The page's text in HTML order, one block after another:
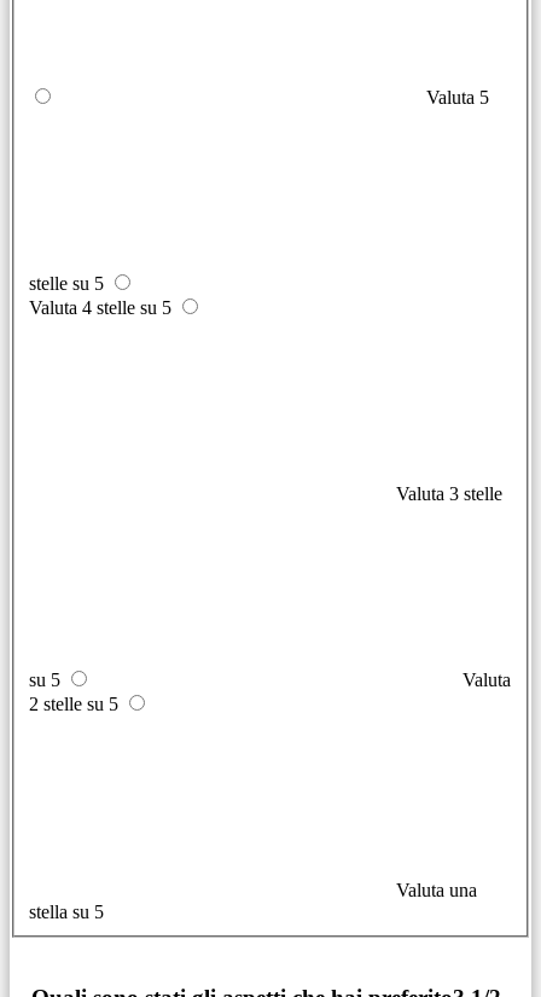
Valuta 5
stelle su 5
Valuta 4 stelle su 5
Valuta 3 stelle
su 5
Valuta
2 stelle su 5
Valuta una
stella su 5